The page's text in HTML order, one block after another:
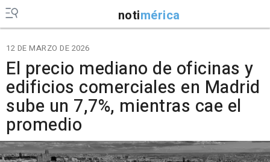
notimérica
12 DE MARZO DE 2026
El precio mediano de oficinas y
edificios comerciales en Madrid
sube un 7,7%, mientras cae el
promedio